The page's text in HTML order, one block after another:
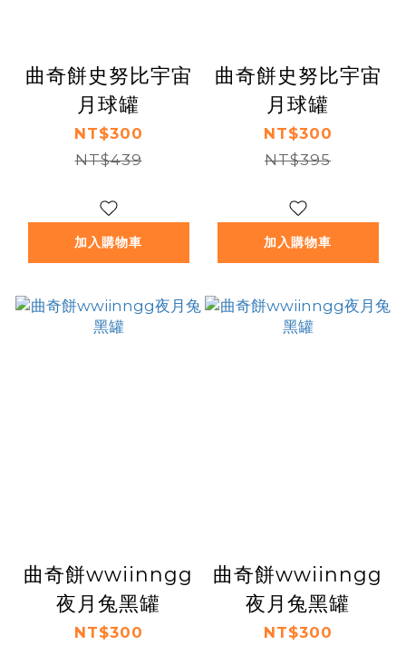
曲奇餅史努比宇宙
月球罐
NT$300
NT$439
加入購物車
曲奇餅史努比宇宙
月球罐
NT$300
NT$395
加入購物車
曲奇餅wwiinngg
夜月兔黑罐
NT$300
曲奇餅wwiinngg
夜月兔黑罐
NT$300